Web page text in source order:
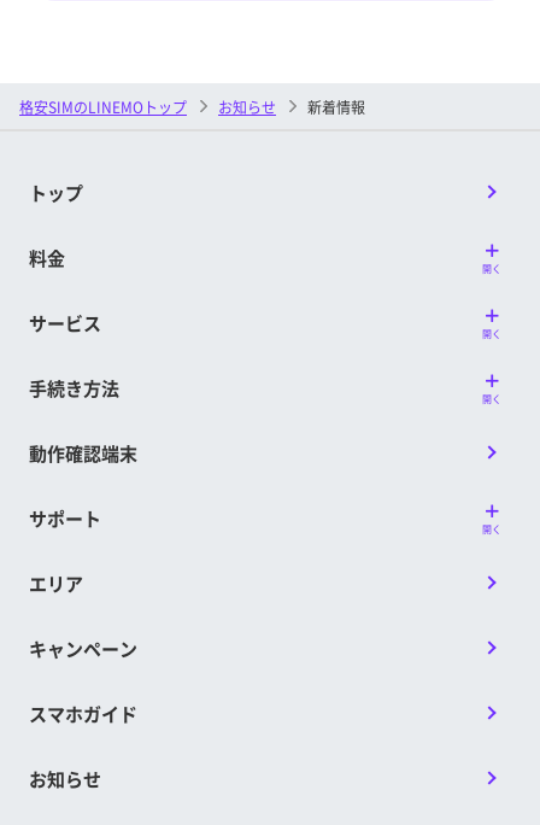
格安SIMのLINEMOトップ お知らせ 新着情報
トップ
料金 開く
サービス 開く
手続き方法 開く
動作確認端末
サポート 開く
エリア
キャンペーン
スマホガイド
お知らせ